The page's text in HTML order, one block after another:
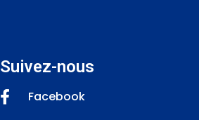
Suivez-nous
Facebook